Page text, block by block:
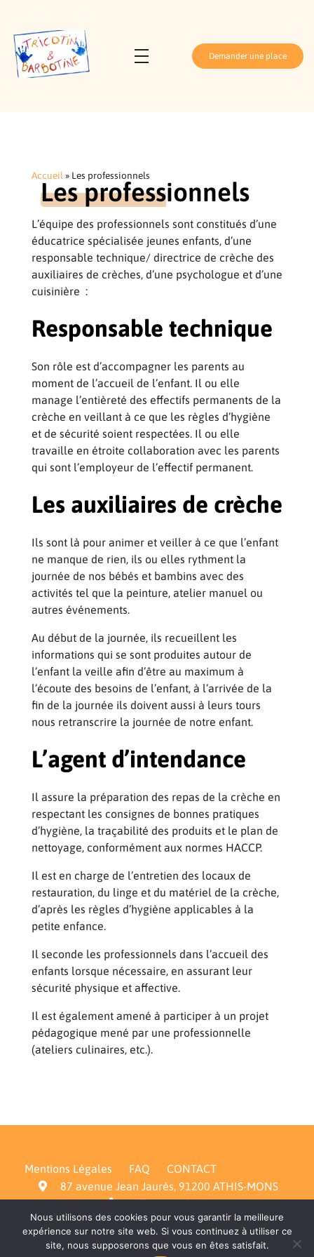
Demander une place
Accueil » Les professionnels
Les professionnels
L’équipe des professionnels sont constitués d’une
éducatrice spécialisée jeunes enfants, d’une
responsable technique/ directrice de crèche des
auxiliaires de crèches, d’une psychologue et d’une
cuisinière :
Responsable technique
Son rôle est d’accompagner les parents au
moment de l’accueil de l’enfant. Il ou elle
manage l’entièreté des effectifs permanents de la
crèche en veillant à ce que les règles d’hygiène
et de sécurité soient respectées. Il ou elle
travaille en étroite collaboration avec les parents
qui sont l’employeur de l’effectif permanent.
Les auxiliaires de crèche
Ils sont là pour animer et veiller à ce que l’enfant
ne manque de rien, ils ou elles rythment la
journée de nos bébés et bambins avec des
activités tel que la peinture, atelier manuel ou
autres événements.
Au début de la journée, ils recueillent les
informations qui se sont produites autour de
l’enfant la veille afin d’être au maximum à
l’écoute des besoins de l’enfant, à l’arrivée de la
fin de la journée ils doivent aussi à leurs tours
nous retranscrire la journée de notre enfant.
L’agent d’intendance
Il assure la préparation des repas de la crèche en
respectant les consignes de bonnes pratiques
d’hygiène, la traçabilité des produits et le plan de
nettoyage, conformément aux normes HACCP.
Il est en charge de l’entretien des locaux de
restauration, du linge et du matériel de la crèche,
d’après les règles d’hygiène applicables à la
petite enfance.
Il seconde les professionnels dans l’accueil des
enfants lorsque nécessaire, en assurant leur
sécurité physique et affective.
Il est également amené à participer à un projet
pédagogique mené par une professionnelle
(ateliers culinaires, etc.).
Mentions Légales FAQ
CONTACT
87 avenue Jean Jaurès, 91200 ATHIS-MONS
07 66 14 18 99
secretariat@crechetricotin.fr
Nous utilisons des cookies pour vous garantir la meilleure
expérience sur notre site web. Si vous continuez à utiliser ce
site, nous supposerons que vous en êtes satisfait.